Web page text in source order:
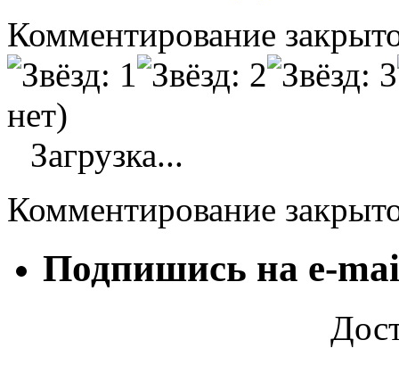
Комментирование
нет)
Загрузка...
Комментирование
Подпишись на e-